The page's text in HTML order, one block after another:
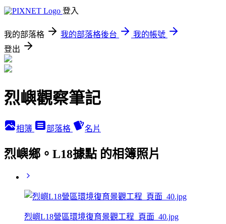
登入
我的部落格 我的部落格後台
我的帳號
登出
烈嶼觀察筆記
相簿 部落格 名片
烈嶼鄉。L18據點 的相簿照片
烈嶼L18營區環境復育景觀工程_頁面_40.jpg